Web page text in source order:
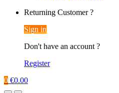
Returning Customer ?
Sign in
Don't have an account ?
Register
0 €0.00